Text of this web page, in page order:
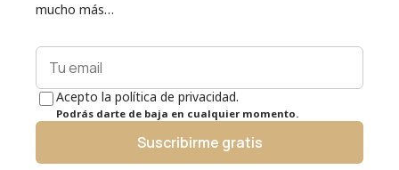
mucho más…
Acepto la política de privacidad.
Podrás darte de baja en cualquier momento.
Suscribirme gratis